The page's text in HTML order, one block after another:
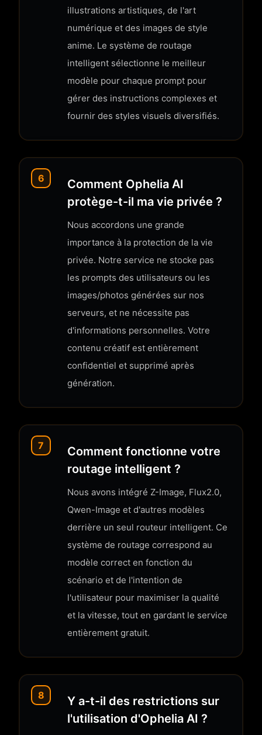
illustrations artistiques, de l'art
numérique et des images de style
anime. Le système de routage
intelligent sélectionne le meilleur
modèle pour chaque prompt pour
gérer des instructions complexes et
fournir des styles visuels diversifiés.
6
Comment Ophelia AI
protège-t-il ma vie privée ?
Nous accordons une grande
importance à la protection de la vie
privée. Notre service ne stocke pas
les prompts des utilisateurs ou les
images/photos générées sur nos
serveurs, et ne nécessite pas
d'informations personnelles. Votre
contenu créatif est entièrement
confidentiel et supprimé après
génération.
7
Comment fonctionne votre
routage intelligent ?
Nous avons intégré Z-Image, Flux2.0,
Qwen-Image et d'autres modèles
derrière un seul routeur intelligent. Ce
système de routage correspond au
modèle correct en fonction du
scénario et de l'intention de
l'utilisateur pour maximiser la qualité
et la vitesse, tout en gardant le service
entièrement gratuit.
8
Y a-t-il des restrictions sur
l'utilisation d'Ophelia AI ?